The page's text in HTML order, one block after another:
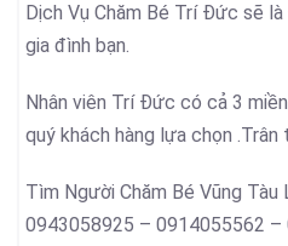
Dịch Vụ Chăm Bé Trí Đức sẽ
gia đình bạn.
Nhân viên Trí Đức có cả 3
quý khách hàng lựa chọn .Trân
Tìm Người Chăm Bé Vũng
0943058925 – 0914055562 –